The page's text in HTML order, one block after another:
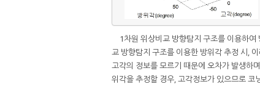
1차원 위상비교 방향탐지 구조를 이용하
교 방향탐지 구조를 이용한 방위각 추정 시,
고각의 정보를 모르기 때문에 오차가 발생
위각을 추정할 경우, 고각정보가 있으므로 코